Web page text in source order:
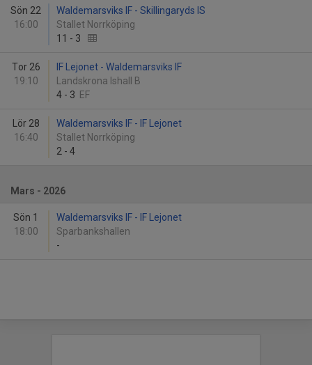
Sön 22
16:00
Waldemarsviks IF - Skillingaryds IS
Stallet Norrköping
11 - 3
Tor 26
19:10
IF Lejonet - Waldemarsviks IF
Landskrona Ishall B
4 - 3 EF
Lör 28
16:40
Waldemarsviks IF - IF Lejonet
Stallet Norrköping
2 - 4
Mars - 2026
Sön 1
18:00
Waldemarsviks IF - IF Lejonet
Sparbankshallen
-